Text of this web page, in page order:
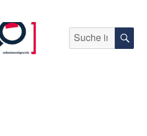
Suche
nach: